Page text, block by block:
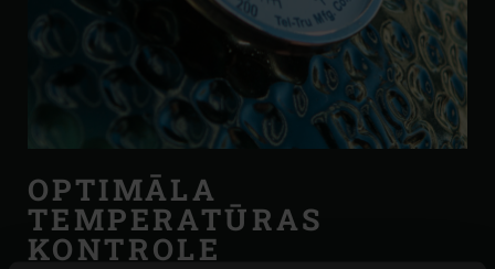
OPTIMĀLA
TEMPERATŪRAS
KONTROLE